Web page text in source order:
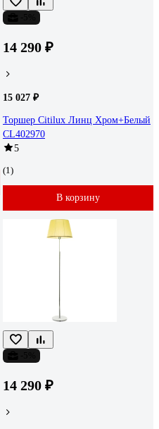
14 290 ₽
15 027 ₽
Торшер Citilux Линц Хром+Белый
CL402970
5
(1)
В корзину
14 290 ₽